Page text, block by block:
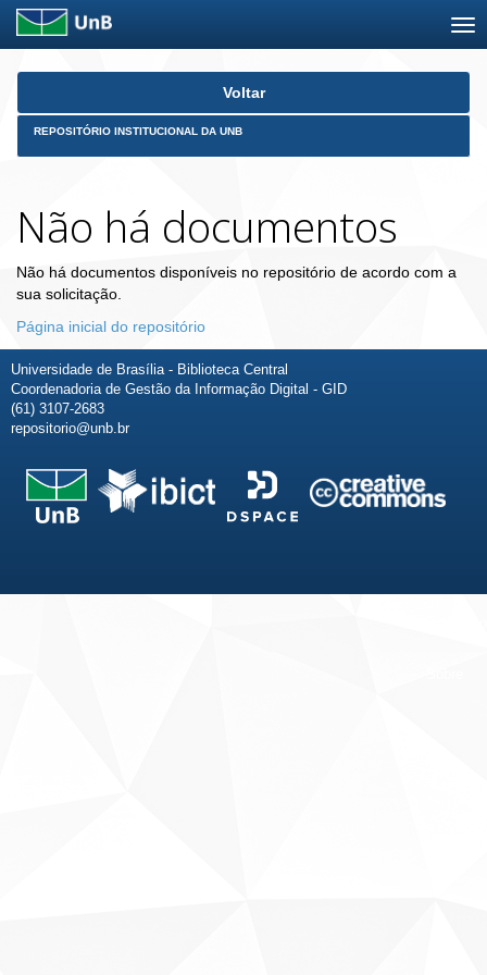
Skip
Voltar
REPOSITÓRIO INSTITUCIONAL DA UNB
Não há documentos
Não há documentos disponíveis no repositório de acordo com a
sua solicitação.
Página inicial do repositório
Universidade de Brasília - Biblioteca Central
Coordenadoria de Gestão da Informação Digital - GID
(61) 3107-2683
repositorio@unb.br